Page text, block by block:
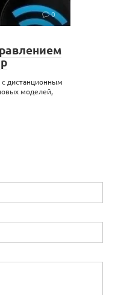
0
дистанционным
моделей,